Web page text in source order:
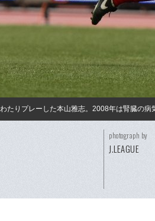
たりプレーした本山雅志。2008年は腎臓の
photograph by
J.LEAGUE